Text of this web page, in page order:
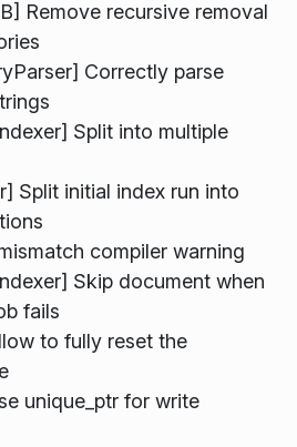
Remove recursive removal
Correctly parse
Split into multiple
Split initial index run into
compiler warning
Skip document when
fails
to fully reset the
unique_ptr for write